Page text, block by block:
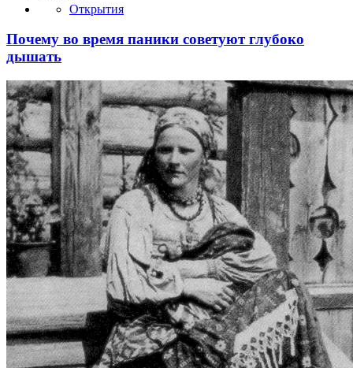
Открытия
Почему во время паники советуют глубоко
дышать